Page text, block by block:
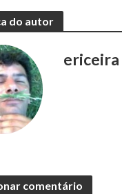
do autor
ericeira
comentário